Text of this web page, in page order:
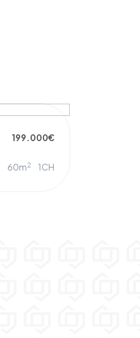
199.000€
60m2 1CH